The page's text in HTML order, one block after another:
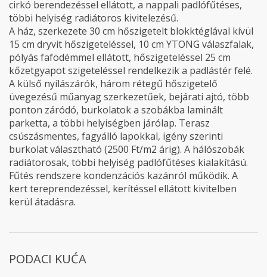
cirkó berendezéssel ellátott, a nappali padlófűtéses,
többi helyiség radiátoros kivitelezésű.
A ház, szerkezete 30 cm hőszigetelt blokktéglával kívül
15 cm dryvit hőszigeteléssel, 10 cm YTONG válaszfalak,
pólyás fafödémmel ellátott, hőszigeteléssel 25 cm
kőzetgyapot szigeteléssel rendelkezik a padlástér felé.
A külső nyílászárók, három rétegű hőszigetelő
üvegezésű műanyag szerkezetűek, bejárati ajtó, több
ponton záródó, burkolatok a szobákba laminált
parketta, a többi helyiségben járólap. Terasz
csúszásmentes, fagyálló lapokkal, igény szerinti
burkolat választható (2500 Ft/m2 árig). A hálószobák
radiátorosak, többi helyiség padlófűtéses kialakítású.
Fűtés rendszere kondenzációs kazánról működik. A
kert tereprendezéssel, kerítéssel ellátott kivitelben
kerül átadásra.
PODACI KUĆA